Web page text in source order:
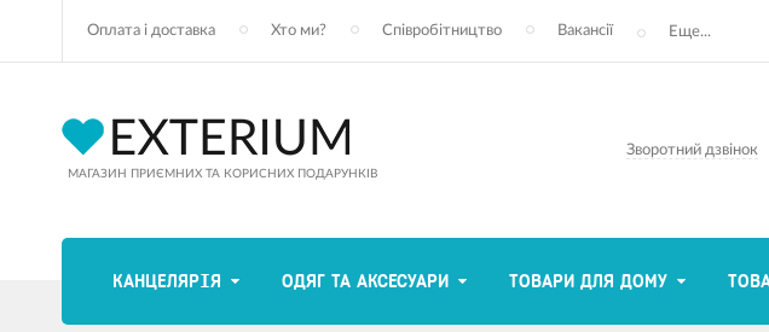
Оплата і доставка Хто ми? Співробітництво Вакансії Еще...
МАГАЗИН ПРИЄМНИХ ТА КОРИСНИХ ПОДАРУНКІВ
Зворотний дзвінок
КАНЦЕЛЯРІЯ ОДЯГ ТА АКСЕСУАРИ ТОВАРИ ДЛЯ ДОМУ